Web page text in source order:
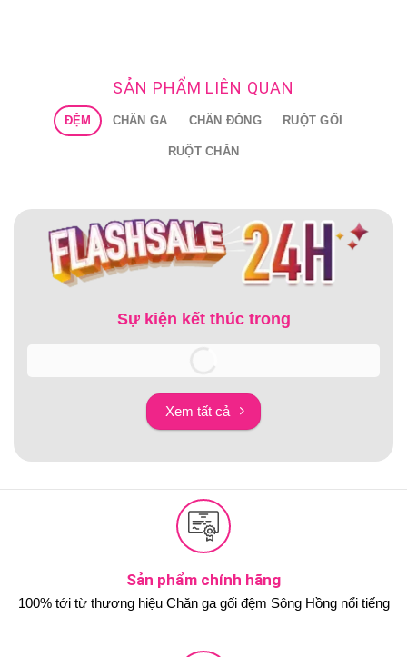
SẢN PHẨM LIÊN QUAN
ĐỆM CHĂN GA CHĂN ĐÔNG RUỘT GỐI
RUỘT CHĂN
Sự kiện kết thúc trong
Xem tất cả
Sản phẩm chính hãng
100% tới từ thương hiệu Chăn ga gối đệm Sông Hồng nổi tiếng